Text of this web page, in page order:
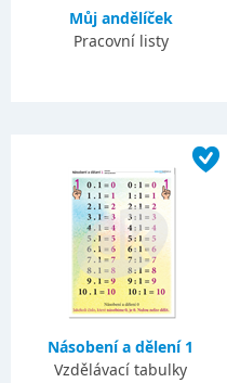
Můj andělíček
Pracovní listy
Násobení a dělení 1
Vzdělávací tabulky